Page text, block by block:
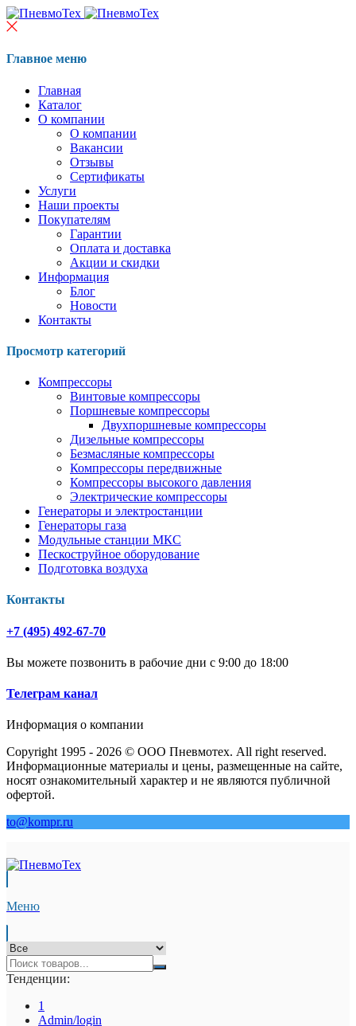
Главное меню
Главная
Каталог
О компании
О компании
Вакансии
Отзывы
Сертификаты
Услуги
Наши проекты
Покупателям
Гарантии
Оплата и доставка
Акции и скидки
Информация
Блог
Новости
Контакты
Просмотр категорий
Компрессоры
Винтовые компрессоры
Поршневые компрессоры
Двухпоршневые компрессоры
Дизельные компрессоры
Безмасляные компрессоры
Компрессоры передвижные
Компрессоры высокого давления
Электрические компрессоры
Генераторы и электростанции
Генераторы газа
Модульные станции МКС
Пескоструйное оборудование
Подготовка воздуха
Контакты
+7 (495) 492-67-70
Вы можете позвонить в рабочие дни с 9:00 до 18:00
Телеграм канал
Информация о компании
Copyright 1995 - 2026 © ООО Пневмотех. All right reserved.
Информационные материалы и цены, размещенные на сайте,
носят ознакомительный характер и не являются публичной
офертой.
to@kompr.ru
Меню
Тенденции:
1
Admin/login